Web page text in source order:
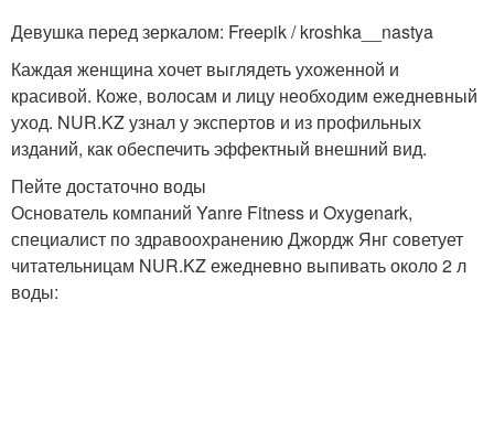
Девушка перед зеркалом: Freepik / kroshka__nastya
Каждая женщина хочет выглядеть ухоженной и
красивой. Коже, волосам и лицу необходим ежедневный
уход. NUR.KZ узнал у экспертов и из профильных
изданий, как обеспечить эффектный внешний вид.
Пейте достаточно воды
Основатель компаний Yanre Fitness и Oxygenark,
специалист по здравоохранению Джордж Янг советует
читательницам NUR.KZ ежедневно выпивать около 2 л
воды: